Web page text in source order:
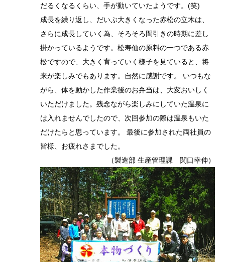
だるくなるくらい、手が動いていたようです。(笑)
成長を繰り返し、だいぶ大きくなった赤松の立木は、
さらに成長していく為、そろそろ間引きの時期に差し
掛かっているようです。松寿仙の原料の一つである赤
松ですので、大きく育っていく様子を見ていると、将
来が楽しみでもあります。自然に感謝です。 いつもな
がら、体を動かした作業後のお弁当は、大変おいしく
いただけました。残念ながら楽しみにしていた温泉に
は入れませんでしたので、次回参加の際は温泉もいた
だけたらと思っています。 最後に参加された両社員の
皆様、お疲れさまでした。
（製造部 生産管理課 関口幸伸）